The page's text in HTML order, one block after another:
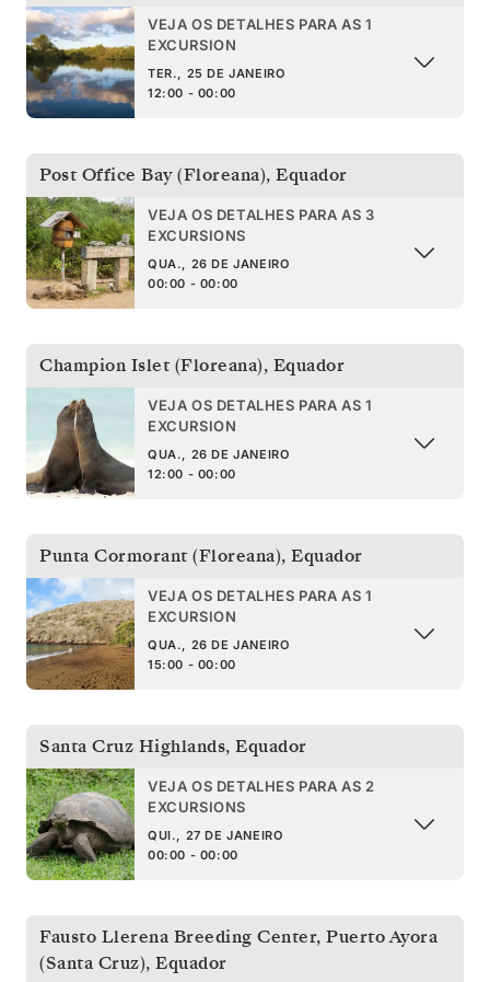
VEJA OS DETALHES PARA AS 1
EXCURSION
TER., 25 DE JANEIRO
12:00 - 00:00
Post Office Bay (Floreana), Equador
VEJA OS DETALHES PARA AS 3
EXCURSIONS
QUA., 26 DE JANEIRO
00:00 - 00:00
Champion Islet (Floreana), Equador
VEJA OS DETALHES PARA AS 1
EXCURSION
QUA., 26 DE JANEIRO
12:00 - 00:00
Punta Cormorant (Floreana), Equador
VEJA OS DETALHES PARA AS 1
EXCURSION
QUA., 26 DE JANEIRO
15:00 - 00:00
Santa Cruz Highlands, Equador
VEJA OS DETALHES PARA AS 2
EXCURSIONS
QUI., 27 DE JANEIRO
00:00 - 00:00
Fausto Llerena Breeding Center, Puerto Ayora
(Santa Cruz), Equador